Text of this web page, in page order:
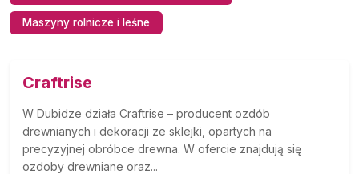
Maszyny rolnicze i leśne
Craftrise
W Dubidze działa Craftrise – producent ozdób
drewnianych i dekoracji ze sklejki, opartych na
precyzyjnej obróbce drewna. W ofercie znajdują się
ozdoby drewniane oraz...